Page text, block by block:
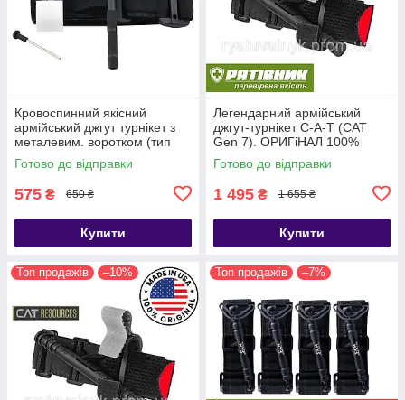
Кровоспинний якісний
армійський джгут турнікет з
металевим. воротком (тип
CАТ-7)
Готово до відправки
575 ₴ 650 ₴
Купити
Легендарний армійський
джгут-турнікет С-A-T (CAT
Gen 7). ОРИГіНАЛ 100%
США. НЕ КИТАЙ!!! (ТЖТ)
Готово до відправки
1 495 ₴ 1 655 ₴
Купити
Топ продажів –10% Топ продажів –7%